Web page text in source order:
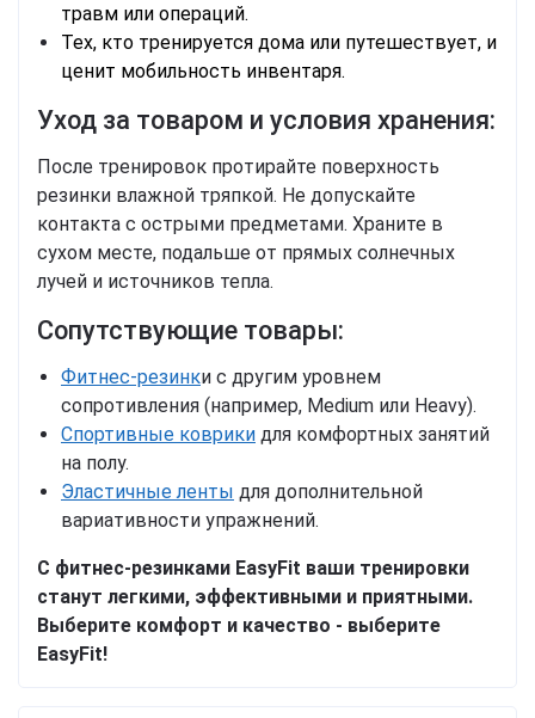
травм или операций.
Тех, кто тренируется дома или путешествует, и
ценит мобильность инвентаря.
Уход за товаром и условия хранения:
После тренировок протирайте поверхность
резинки влажной тряпкой. Не допускайте
контакта с острыми предметами. Храните в
сухом месте, подальше от прямых солнечных
лучей и источников тепла.
Сопутствующие товары:
Фитнес-резинки с другим уровнем
сопротивления (например, Medium или Heavy).
Спортивные коврики для комфортных занятий
на полу.
Эластичные ленты для дополнительной
вариативности упражнений.
С фитнес-резинками EasyFit ваши тренировки
станут легкими, эффективными и приятными.
Выберите комфорт и качество - выберите
EasyFit!